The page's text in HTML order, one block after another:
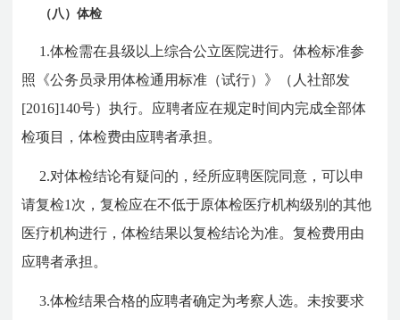
（八）体检
1.体检需在县级以上综合公立医院进行。体检标准参
照《公务员录用体检通用标准（试行）》（人社部发
[2016]140号）执行。应聘者应在规定时间内完成全部体
检项目，体检费由应聘者承担。
2.对体检结论有疑问的，经所应聘医院同意，可以申
请复检1次，复检应在不低于原体检医疗机构级别的其他
医疗机构进行，体检结果以复检结论为准。复检费用由
应聘者承担。
3.体检结果合格的应聘者确定为考察人选。未按要求